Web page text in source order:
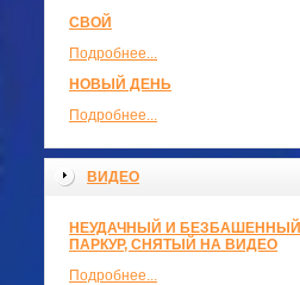
СВОЙ
Подробнее...
НОВЫЙ ДЕНЬ
Подробнее...
ВИДЕО
НЕУДАЧНЫЙ И БЕЗБАШЕННЫЙ
ПАРКУР, СНЯТЫЙ НА ВИДЕО
Подробнее...